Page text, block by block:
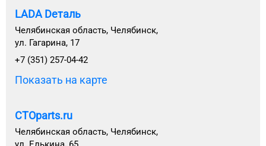
LADA Dеталь
Челябинская область, Челябинск,
ул. Гагарина, 17
+7 (351) 257-04-42
Показать на карте
CTOparts.ru
Челябинская область, Челябинск,